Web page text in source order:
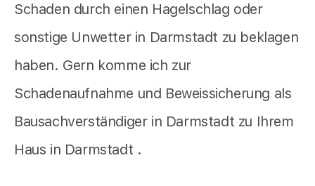
Schaden durch einen Hagelschlag oder
sonstige Unwetter in Darmstadt zu beklagen
haben. Gern komme ich zur
Schadenaufnahme und Beweissicherung als
Bausachverständiger in Darmstadt zu Ihrem
Haus in Darmstadt .